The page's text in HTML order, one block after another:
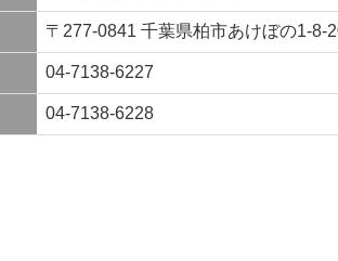
〒277-0841 千葉県柏市あけぼの1-
04-7138-6227
04-7138-6228